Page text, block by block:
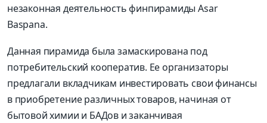
незаконная деятельность финпирамиды Asar
Baspana.
Данная пирамида была замаскирована под
потребительский кооператив. Ее организаторы
предлагали вкладчикам инвестировать свои финансы
в приобретение различных товаров, начиная от
бытовой химии и БАДов и заканчивая